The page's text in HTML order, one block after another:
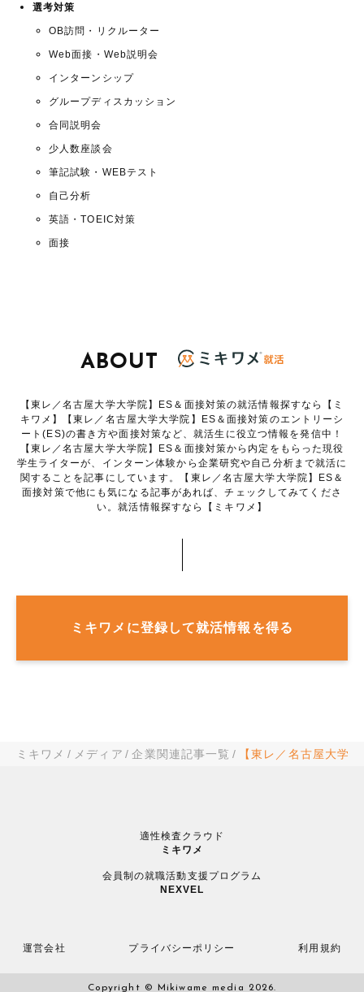
選考対策
OB訪問・リクルーター
Web面接・Web説明会
インターンシップ
グループディスカッション
合同説明会
少人数座談会
筆記試験・WEBテスト
自己分析
英語・TOEIC対策
面接
ABOUT
【東レ／名古屋大学大学院】ES＆面接対策の就活情報探すなら【ミ
キワメ】【東レ／名古屋大学大学院】ES＆面接対策のエントリーシ
ート(ES)の書き方や面接対策など、就活生に役立つ情報を発信中！
【東レ／名古屋大学大学院】ES＆面接対策から内定をもらった現役
学生ライターが、インターン体験から企業研究や自己分析まで就活に
関することを記事にしています。【東レ／名古屋大学大学院】ES＆
面接対策で他にも気になる記事があれば、チェックしてみてくださ
い。就活情報探すなら【ミキワメ】
ミキワメに登録して就活情報を得る
ミキワメ メディア 企業関連記事一覧 【東レ／名古屋大学
適性検査クラウド
ミキワメ
会員制の就職活動支援プログラム
NEXVEL
運営会社 プライバシーポリシー 利用規約
Copyright © Mikiwame media 2026.